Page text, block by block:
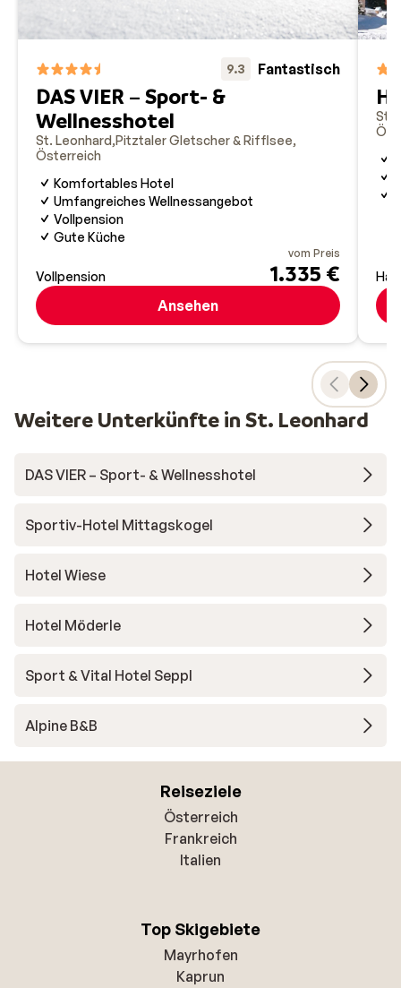
9.3 Fantastisch
DAS VIER – Sport- &
Wellnesshotel
St. Leonhard Pitztaler Gletscher & Rifflsee
Österreich
Komfortables Hotel
Umfangreiches Wellnessangebot
Vollpension
Gute Küche
Vollpension
vom Preis
1.335 €
Ansehen
St.
Weitere Unterkünfte in St. Leonhard
DAS VIER – Sport- & Wellnesshotel
Sportiv-Hotel Mittagskogel
Hotel Wiese
Hotel Möderle
Sport & Vital Hotel Seppl
Alpine B&B
Reiseziele
Österreich
Frankreich
Italien
Top Skigebiete
Mayrhofen
Kaprun